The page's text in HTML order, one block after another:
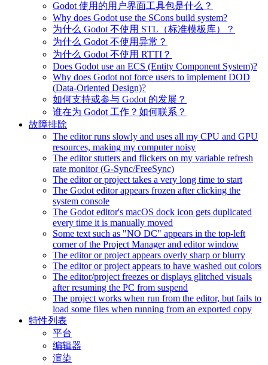
Godot 使用的用户界面工具包是什么？
Why does Godot use the SCons build system?
为什么 Godot 不使用 STL（标准模板库）？
为什么 Godot 不使用异常？
为什么 Godot 不使用 RTTI？
Does Godot use an ECS (Entity Component System)?
Why does Godot not force users to implement DOD
(Data-Oriented Design)?
如何支持或参与 Godot 的发展？
谁在为 Godot 工作？如何联系？
故障排除
The editor runs slowly and uses all my CPU and GPU
resources, making my computer noisy
The editor stutters and flickers on my variable refresh
rate monitor (G-Sync/FreeSync)
The editor or project takes a very long time to start
The Godot editor appears frozen after clicking the
system console
The Godot editor's macOS dock icon gets duplicated
every time it is manually moved
Some text such as "NO DC" appears in the top-left
corner of the Project Manager and editor window
The editor or project appears overly sharp or blurry
The editor or project appears to have washed out colors
The editor/project freezes or displays glitched visuals
after resuming the PC from suspend
The project works when run from the editor, but fails to
load some files when running from an exported copy
特性列表
平台
编辑器
渲染